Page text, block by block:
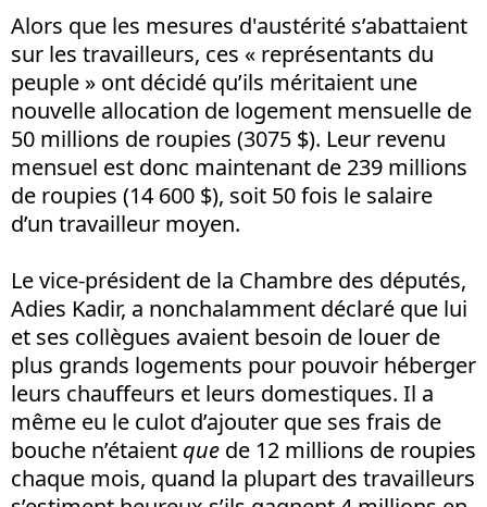
Alors que les mesures d'austérité s’abattaient
sur les travailleurs, ces « représentants du
peuple » ont décidé qu’ils méritaient une
nouvelle allocation de logement mensuelle de
50 millions de roupies (3075 $). Leur revenu
mensuel est donc maintenant de 239 millions
de roupies (14 600 $), soit 50 fois le salaire
d’un travailleur moyen.
Le vice-président de la Chambre des députés,
Adies Kadir, a nonchalamment déclaré que lui
et ses collègues avaient besoin de louer de
plus grands logements pour pouvoir héberger
leurs chauffeurs et leurs domestiques. Il a
même eu le culot d’ajouter que ses frais de
bouche n’étaient que de 12 millions de roupies
chaque mois, quand la plupart des travailleurs